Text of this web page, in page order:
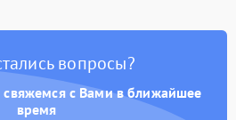
вопросы?
свяжемся с Вами в ближайшее
время